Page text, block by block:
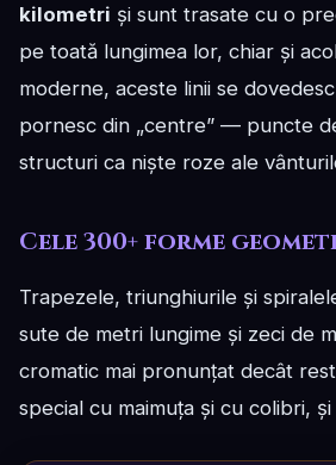
kilometri și sunt trasate cu o
pe toată lungimea lor, chiar și
moderne, aceste linii se
pornesc din „centre” — puncte
structuri ca niște roze ale
Cele 300+ forme
Trapezele, triunghiurile și
sute de metri lungime și zeci de
cromatic mai pronunțat decât
special cu maimuța și cu colibri,